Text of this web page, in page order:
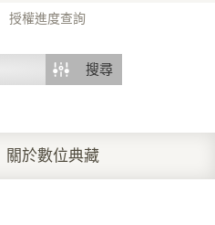
授權進度查詢
搜尋
關於數位典藏